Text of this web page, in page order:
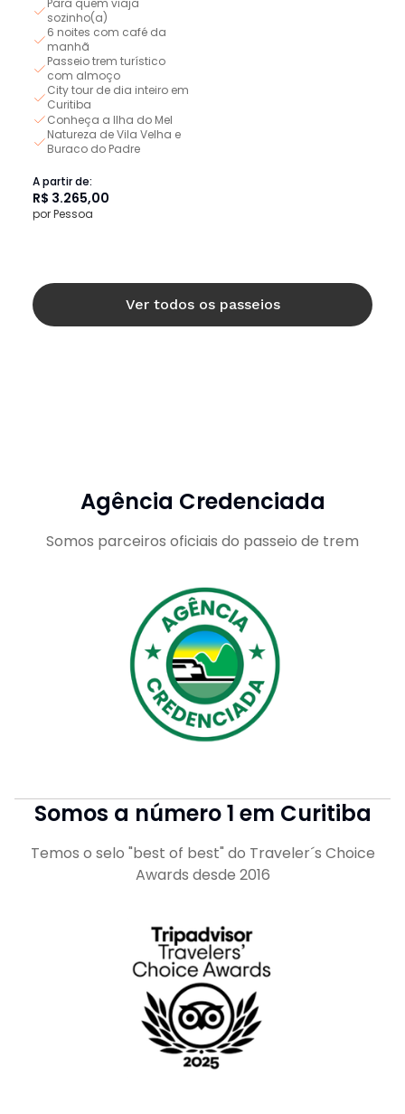
Para quem viaja
sozinho(a)
6 noites com café da
manhã
Passeio trem turístico
com almoço
City tour de dia inteiro em
Curitiba
Conheça a Ilha do Mel
Natureza de Vila Velha e
Buraco do Padre
A partir de:
R$ 3.265,00
por Pessoa
Ver todos os passeios
Agência Credenciada
Somos parceiros oficiais do passeio de trem
Somos a número 1 em Curitiba
Temos o selo "best of best" do Traveler´s Choice
Awards desde 2016